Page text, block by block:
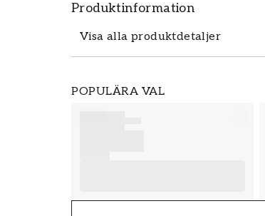
Produktinformation
Visa alla produktdetaljer
POPULÄRA VAL